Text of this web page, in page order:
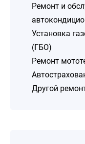
Ремонт и
Установка
(ГБО)
Ремонт
Другой